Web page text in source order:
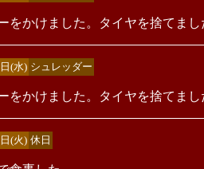
をかけました。タイヤを捨てまし
(水) シュレッダー
をかけました。タイヤを捨てまし
(火) 休日